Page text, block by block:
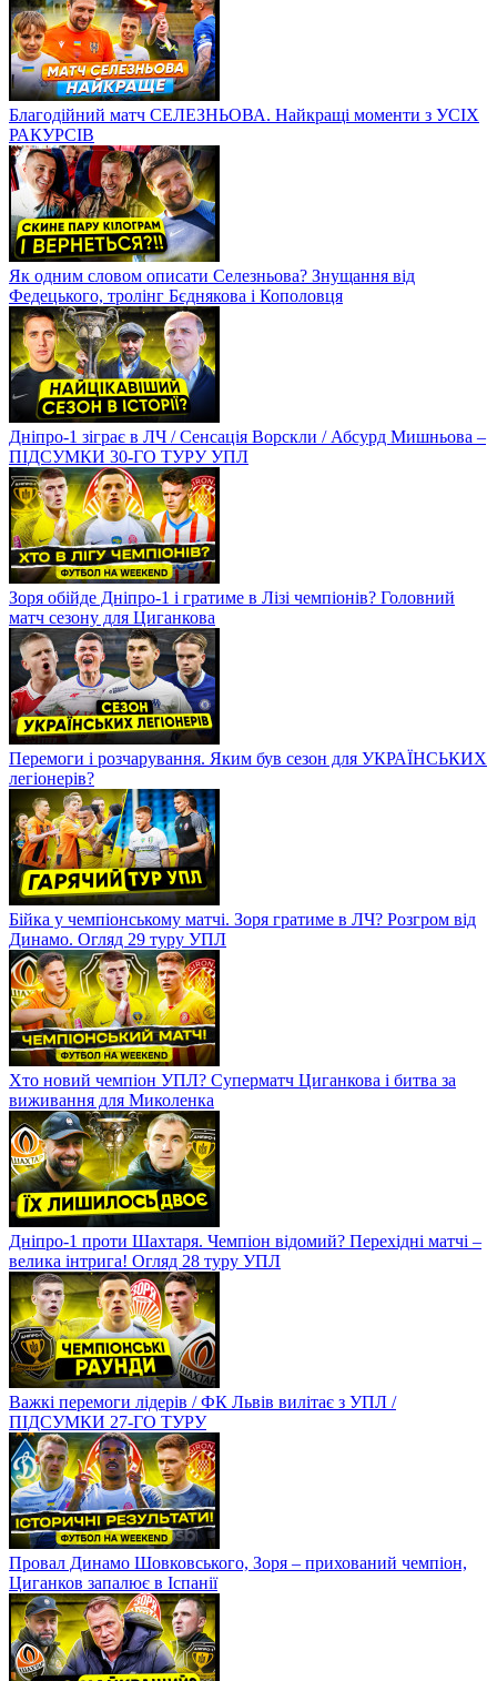
Благодійний матч СЕЛЕЗНЬОВА. Найкращі моменти з УСІХ
РАКУРСІВ
Як одним словом описати Селезньова? Знущання від
Федецького, тролінг Бєднякова і Кополовця
Дніпро-1 зіграє в ЛЧ / Сенсація Ворскли / Абсурд Мишньова –
ПІДСУМКИ 30-ГО ТУРУ УПЛ
Зоря обійде Дніпро-1 і гратиме в Лізі чемпіонів? Головний
матч сезону для Циганкова
Перемоги і розчарування. Яким був сезон для УКРАЇНСЬКИХ
легіонерів?
Бійка у чемпіонському матчі. Зоря гратиме в ЛЧ? Розгром від
Динамо. Огляд 29 туру УПЛ
Хто новий чемпіон УПЛ? Суперматч Циганкова і битва за
виживання для Миколенка
Дніпро-1 проти Шахтаря. Чемпіон відомий? Перехідні матчі –
велика інтрига! Огляд 28 туру УПЛ
Важкі перемоги лідерів / ФК Львів вилітає з УПЛ /
ПІДСУМКИ 27-ГО ТУРУ
Провал Динамо Шовковського, Зоря – прихований чемпіон,
Циганков запалює в Іспанії